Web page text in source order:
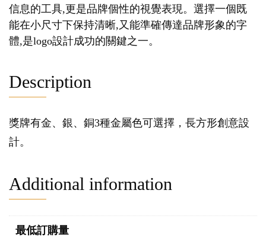
信息的工具,更是品牌個性的視覺表現。選擇一個既
能在小尺寸下保持清晰,又能準確傳達品牌形象的字
體,是logo設計成功的關鍵之一。
Description
獎牌有金、銀、銅3種金屬色可選擇，長方形創意設
計。
Additional information
最低訂購量